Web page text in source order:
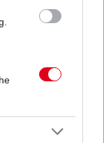
az F1-es